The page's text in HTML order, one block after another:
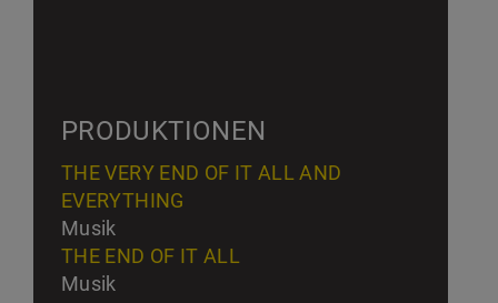
PRODUKTIONEN
THE VERY END OF IT ALL AND
EVERYTHING
Musik
THE END OF IT ALL
Musik